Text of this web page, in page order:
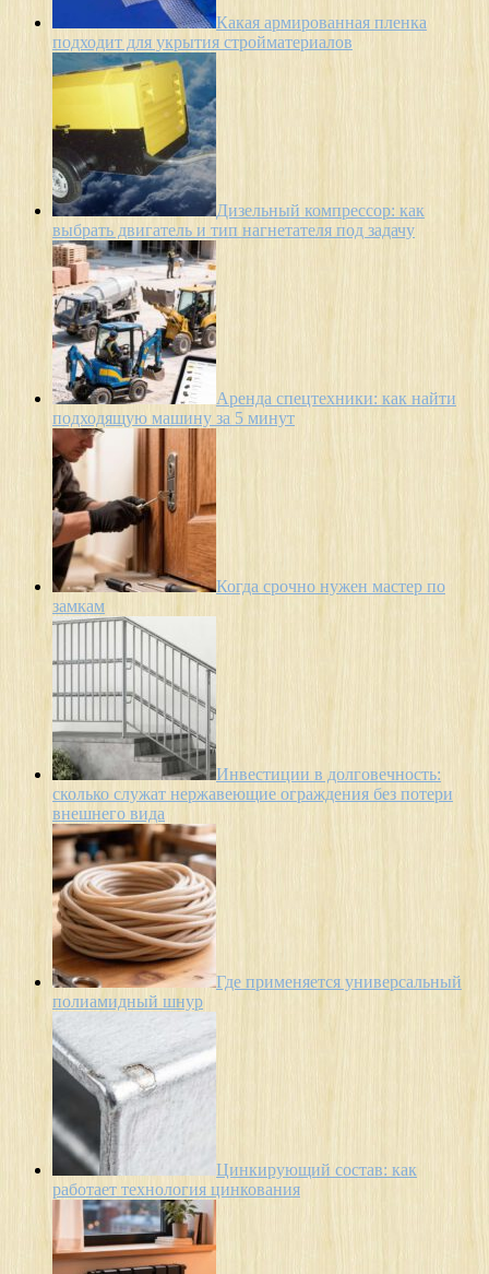
Какая армированная пленка
подходит для укрытия стройматериалов
Дизельный компрессор: как
выбрать двигатель и тип нагнетателя под задачу
Аренда спецтехники: как найти
подходящую машину за 5 минут
Когда срочно нужен мастер по
замкам
Инвестиции в долговечность:
сколько служат нержавеющие ограждения без потери
внешнего вида
Где применяется универсальный
полиамидный шнур
Цинкирующий состав: как
работает технология цинкования